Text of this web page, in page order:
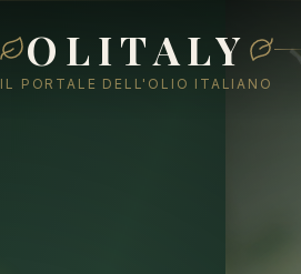
OLITALY
IL PORTALE DELL'OLIO ITALIANO